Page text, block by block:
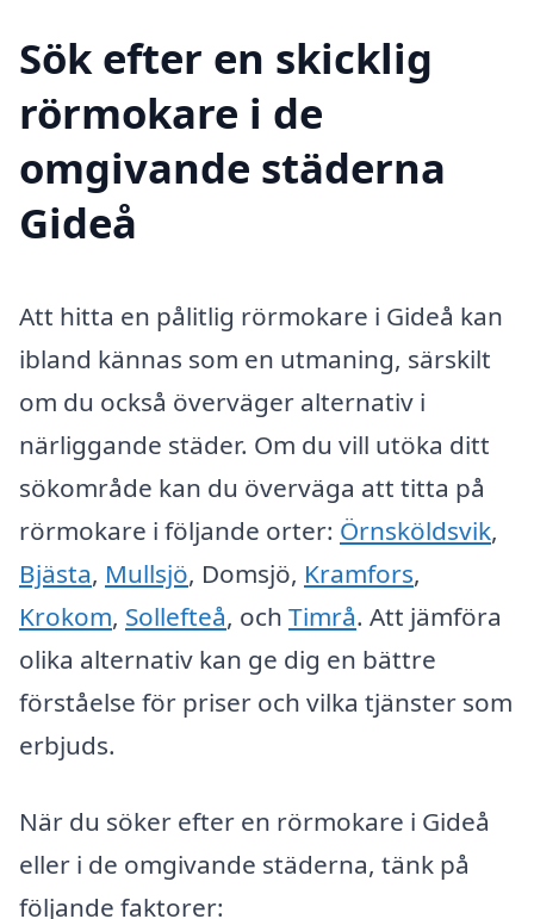
Sök efter en skicklig
rörmokare i de
omgivande städerna
Gideå
Att hitta en pålitlig rörmokare i Gideå kan
ibland kännas som en utmaning, särskilt
om du också överväger alternativ i
närliggande städer. Om du vill utöka ditt
sökområde kan du överväga att titta på
rörmokare i följande orter: Örnsköldsvik,
Bjästa, Mullsjö, Domsjö, Kramfors,
Krokom, Sollefteå, och Timrå. Att jämföra
olika alternativ kan ge dig en bättre
förståelse för priser och vilka tjänster som
erbjuds.
När du söker efter en rörmokare i Gideå
eller i de omgivande städerna, tänk på
följande faktorer: